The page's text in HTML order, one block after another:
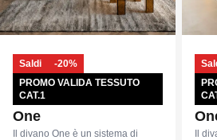
Saldi
-20%
PROMO VALIDA TESSUTO
CAT.1
One
Il divano One è un sistema di
Il